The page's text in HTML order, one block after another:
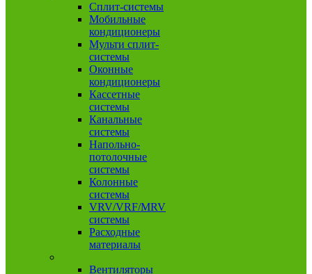
Сплит-системы
Мобильные
кондиционеры
Мульти сплит-
системы
Оконные
кондиционеры
Кассетные
системы
Канальные
системы
Напольно-
потолочные
системы
Колонные
системы
VRV/VRF/MRV
системы
Расходные
материалы
Вентиляторы